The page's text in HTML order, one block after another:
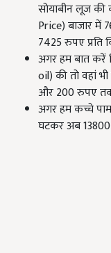
सोयाबीन लूज की
Price) बाजार
7425 रुपए
अगर हम बात करें
oil) की तो वहां
और 200 रुपए तक
अगर हम कच्चे
घटकर अब